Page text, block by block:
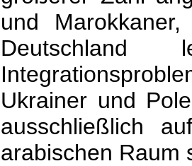
und
Deutschland
Ukrainer und
ausschließlich
arabischen Raum